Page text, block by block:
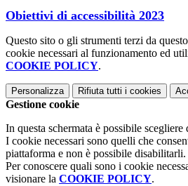
Obiettivi di accessibilità 2023
Questo sito o gli strumenti terzi da
cookie necessari al funzionamento ed
COOKIE POLICY.
Personalizza Rifiuta tutti i cookies
Gestione cookie
In questa schermata è possibile
I cookie necessari sono quelli che
piattaforma e non è possibile disabilitarli.
Per conoscere quali sono i cookie
visionare la COOKIE POLICY.